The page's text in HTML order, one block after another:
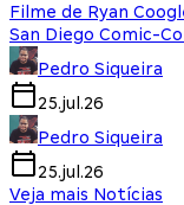
Filme de Ryan
San Diego Comic-
Pedro Siqueira
25.jul.26
Pedro Siqueira
25.jul.26
Veja mais Notícias